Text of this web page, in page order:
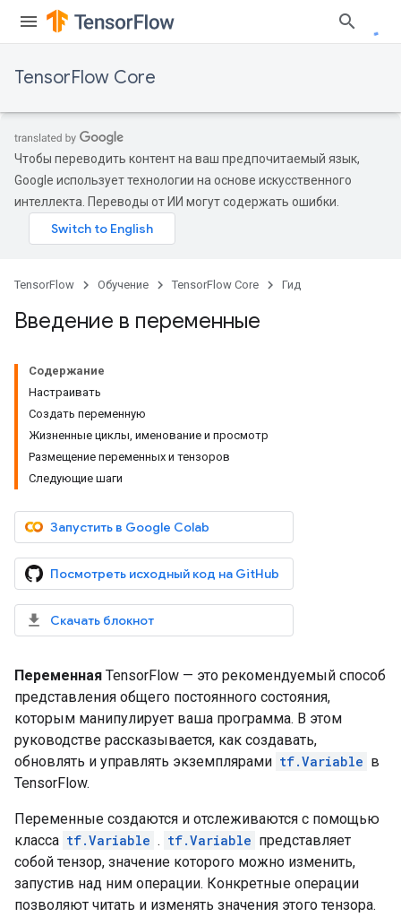
TensorFlow Core
Чтобы переводить контент на ваш предпочитаемый язык,
Google использует технологии на основе искусственного
интеллекта. Переводы от ИИ могут содержать ошибки.
TensorFlow Обучение TensorFlow Core Гид
Введение в переменные
Содержание
Настраивать
Создать переменную
Жизненные циклы, именование и просмотр
Размещение переменных и тензоров
Следующие шаги
Запустить в Google Colab
Посмотреть исходный код на GitHub
Скачать блокнот
Переменная TensorFlow — это рекомендуемый способ
представления общего постоянного состояния,
которым манипулирует ваша программа. В этом
руководстве рассказывается, как создавать,
обновлять и управлять экземплярами tf.Variable в
TensorFlow.
Переменные создаются и отслеживаются с помощью
класса tf.Variable . tf.Variable представляет
собой тензор, значение которого можно изменить,
запустив над ним операции. Конкретные операции
позволяют читать и изменять значения этого тензора.